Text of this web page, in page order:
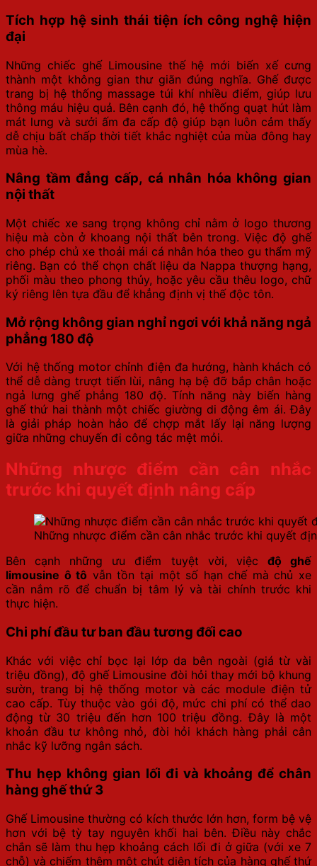
Tích hợp hệ sinh thái tiện ích công nghệ hiện
đại
Những chiếc ghế Limousine thế hệ mới biến xế cưng
thành một không gian thư giãn đúng nghĩa. Ghế được
trang bị hệ thống massage túi khí nhiều điểm, giúp lưu
thông máu hiệu quả. Bên cạnh đó, hệ thống quạt hút làm
mát lưng và sưởi ấm đa cấp độ giúp bạn luôn cảm thấy
dễ chịu bất chấp thời tiết khắc nghiệt của mùa đông hay
mùa hè.
Nâng tầm đẳng cấp, cá nhân hóa không gian
nội thất
Một chiếc xe sang trọng không chỉ nằm ở logo thương
hiệu mà còn ở khoang nội thất bên trong. Việc độ ghế
cho phép chủ xe thoải mái cá nhân hóa theo gu thẩm mỹ
riêng. Bạn có thể chọn chất liệu da Nappa thượng hạng,
phối màu theo phong thủy, hoặc yêu cầu thêu logo, chữ
ký riêng lên tựa đầu để khẳng định vị thế độc tôn.
Mở rộng không gian nghỉ ngơi với khả năng ngả
phẳng 180 độ
Với hệ thống motor chỉnh điện đa hướng, hành khách có
thể dễ dàng trượt tiến lùi, nâng hạ bệ đỡ bắp chân hoặc
ngả lưng ghế phẳng 180 độ. Tính năng này biến hàng
ghế thứ hai thành một chiếc giường di động êm ái. Đây
là giải pháp hoàn hảo để chợp mắt lấy lại năng lượng
giữa những chuyến đi công tác mệt mỏi.
Những nhược điểm cần cân nhắc
trước khi quyết định nâng cấp
Những nhược điểm cần cân nhắc trước khi quyết
Bên cạnh những ưu điểm tuyệt vời, việc độ ghế
limousine ô tô vẫn tồn tại một số hạn chế mà chủ xe
cần nắm rõ để chuẩn bị tâm lý và tài chính trước khi
thực hiện.
Chi phí đầu tư ban đầu tương đối cao
Khác với việc chỉ bọc lại lớp da bên ngoài (giá từ vài
triệu đồng), độ ghế Limousine đòi hỏi thay mới bộ khung
sườn, trang bị hệ thống motor và các module điện tử
cao cấp. Tùy thuộc vào gói độ, mức chi phí có thể dao
động từ 30 triệu đến hơn 100 triệu đồng. Đây là một
khoản đầu tư không nhỏ, đòi hỏi khách hàng phải cân
nhắc kỹ lưỡng ngân sách.
Thu hẹp không gian lối đi và khoảng để chân
hàng ghế thứ 3
Ghế Limousine thường có kích thước lớn hơn, form bệ vệ
hơn với bệ tỳ tay nguyên khối hai bên. Điều này chắc
chắn sẽ làm thu hẹp khoảng cách lối đi ở giữa (với xe 7
chỗ) và chiếm thêm một chút diện tích của hàng ghế thứ